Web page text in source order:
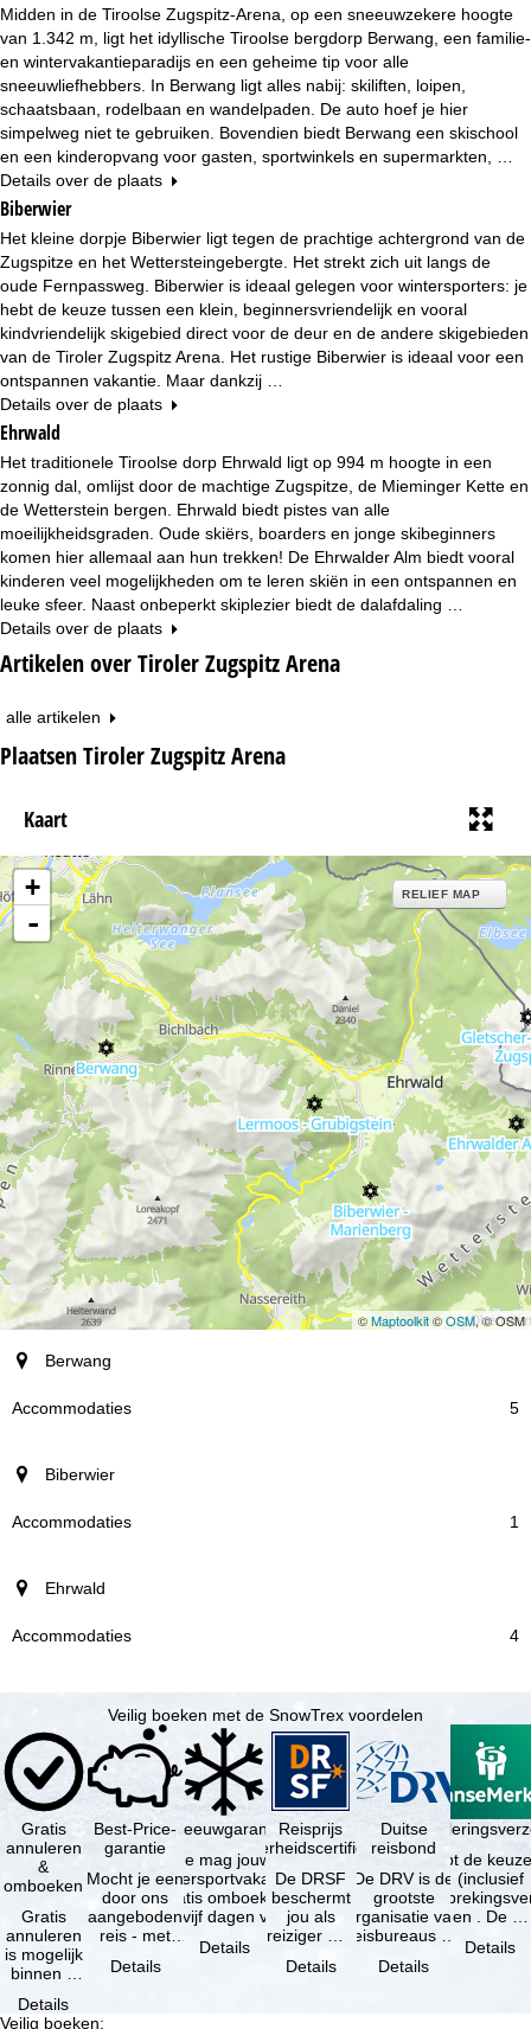
Midden in de Tiroolse Zugspitz-Arena, op een sneeuwzekere hoogte
van 1.342 m, ligt het idyllische Tiroolse bergdorp Berwang, een familie-
en wintervakantieparadijs en een geheime tip voor alle
sneeuwliefhebbers. In Berwang ligt alles nabij: skiliften, loipen,
schaatsbaan, rodelbaan en wandelpaden. De auto hoef je hier
simpelweg niet te gebruiken. Bovendien biedt Berwang een skischool
en een kinderopvang voor gasten, sportwinkels en supermarkten, …
Details over de plaats
Biberwier
Het kleine dorpje Biberwier ligt tegen de prachtige achtergrond van de
Zugspitze en het Wettersteingebergte. Het strekt zich uit langs de
oude Fernpassweg. Biberwier is ideaal gelegen voor wintersporters: je
hebt de keuze tussen een klein, beginnersvriendelijk en vooral
kindvriendelijk skigebied direct voor de deur en de andere skigebieden
van de Tiroler Zugspitz Arena. Het rustige Biberwier is ideaal voor een
ontspannen vakantie. Maar dankzij …
Details over de plaats
Ehrwald
Het traditionele Tiroolse dorp Ehrwald ligt op 994 m hoogte in een
zonnig dal, omlijst door de machtige Zugspitze, de Mieminger Kette en
de Wetterstein bergen. Ehrwald biedt pistes van alle
moeilijkheidsgraden. Oude skiërs, boarders en jonge skibeginners
komen hier allemaal aan hun trekken! De Ehrwalder Alm biedt vooral
kinderen veel mogelijkheden om te leren skiën in een ontspannen en
leuke sfeer. Naast onbeperkt skiplezier biedt de dalafdaling …
Details over de plaats
Artikelen over Tiroler Zugspitz Arena
alle artikelen
Plaatsen Tiroler Zugspitz Arena
Kaart
+
-
RELIEF MAP
©Maptoolkit©OSM, © OSM
plaats
Accommodaties
Berwang
5
Biberwier
1
Ehrwald
4
Veilig boeken met de SnowTrex voordelen
Gratis
annuleren
&
omboeken
Gratis
annuleren
is mogelijk
binnen 5
de
Details
Best-Price-
garantie
Mocht je een
door ons
aangeboden
reis - met
beschikbaarheid
Details
Sneeuwgarantie
Je mag jouw
wintersportvakantie
gratis omboeken
als vijf dagen voor
Details
Reisprijs
zekerheidscertificaat
De DRSF
beschermt
jou als
reiziger met
pakketreis
Details
Duitse
reisbond
De DRV is de
grootste
organisatie van
reisbureaus en
in Duitsland. …
Details
Je hebt de
(inclusief
en . De …
Details
Veilig boeken: